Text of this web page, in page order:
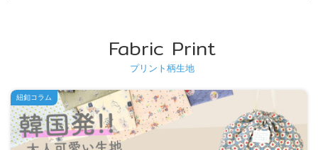
Fabric Print
プリント柄生地
紐釦コラム